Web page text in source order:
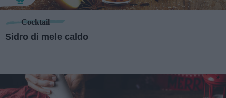
Cocktail
Sidro di mele caldo